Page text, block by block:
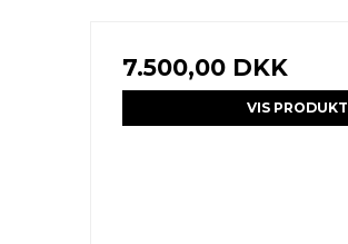
7.500,00 DKK
VIS PRODUKT